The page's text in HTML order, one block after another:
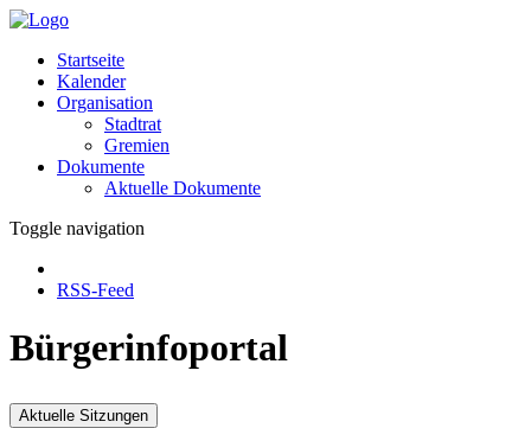
Startseite
Kalender
Organisation
Stadtrat
Gremien
Dokumente
Aktuelle Dokumente
Toggle navigation
RSS-Feed
Bürgerinfoportal
Aktuelle Sitzungen